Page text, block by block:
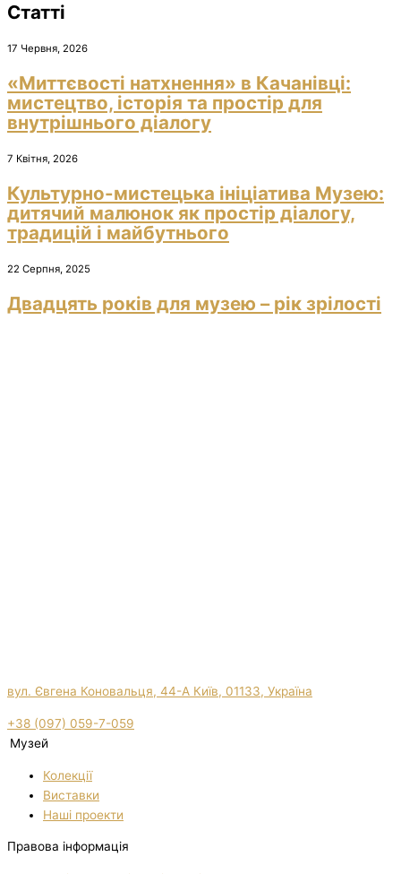
Статті
17 Червня, 2026
«Миттєвості натхнення» в Качанівці:
мистецтво, історія та простір для
внутрішнього діалогу
7 Квітня, 2026
Культурно-мистецька ініціатива Музею:
дитячий малюнок як простір діалогу,
традицій і майбутнього
22 Серпня, 2025
Двадцять років для музею – рік зрілості
вул. Євгена Коновальця, 44-А Київ, 01133, Україна
+38 (097) 059-7-059
Музей
Колекції
Виставки
Нашi проекти
Правова інформація